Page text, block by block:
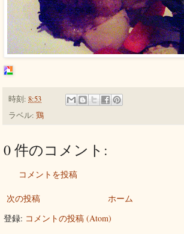
時刻: 8:53
ラベル: 鶏
0 件のコメント:
コメントを投稿
次の投稿
ホーム
登録: コメントの投稿 (Atom)